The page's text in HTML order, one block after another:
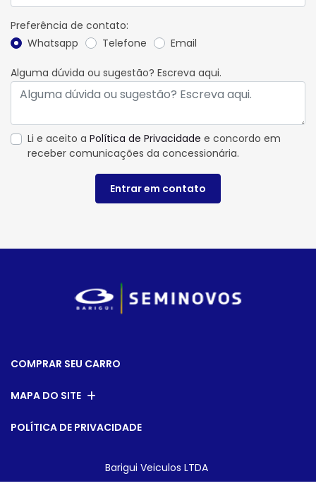
Preferência de contato:
Whatsapp
Telefone Email
Alguma dúvida ou sugestão? Escreva aqui.
Li e aceito a Política de Privacidade e concordo em
receber comunicações da concessionária.
Entrar em contato
COMPRAR SEU CARRO
MAPA DO SITE
POLÍTICA DE PRIVACIDADE
Barigui Veiculos LTDA